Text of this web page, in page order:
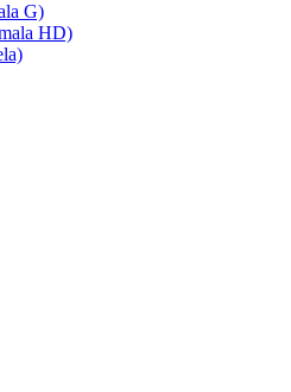
G)
HD)